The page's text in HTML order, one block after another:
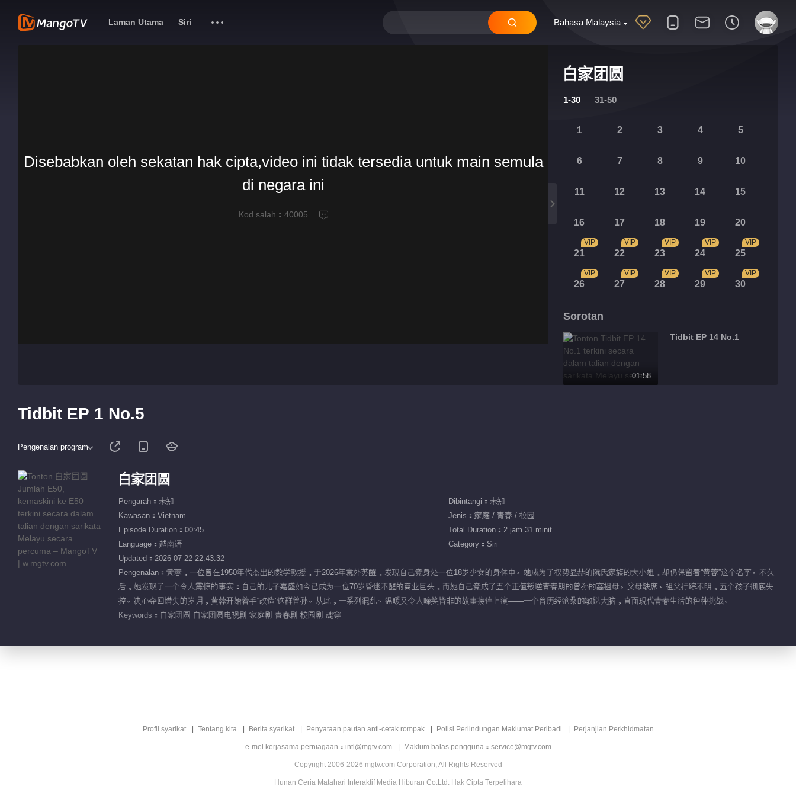
Bahasa Malaysia
Laman Utama Siri
白家团圆
1-30 31-50
1 2 3 4 5
6 7 8 9 10
11 12 13 14 15
16 17 18 19 20
21
VIP
22
VIP
23
VIP
24
VIP
25
VIP
26
VIP
27
VIP
28
VIP
29
VIP
30
VIP
Sorotan
01:58
Tidbit EP 14 No.1
Tidbit EP 1 No.10
Tidbit EP 1 No.9
Disebabkan oleh sekatan hak cipta,video ini tidak tersedia untuk main semula
di negara ini
Kod salah： 40005
Tidbit EP 1 No.5
Pengenalan program
白家团圆
Pengarah：未知
Dibintangi：未知
Kawasan：Vietnam
Jenis：家庭 / 青春 / 校园
Episode Duration：00:45
Total Duration：2 jam 31 minit
Language：越南语
Category：Siri
Updated：2026-07-22 22:43:32
Pengenalan：黄蓉，一位曾在1950年代杰出的数学教授，于2026年意外苏醒，发现自己竟身处一位18岁少女的身体中。她成为了权势显赫的阮氏家族的大小姐，却仍保留着“黄蓉”这个名字。不久
后，她发现了一个令人震惊的事实：自己的儿子嘉盛如今已成为一位70岁昏迷不醒的商业巨头，而她自己竟成了五个正值叛逆青春期的曾孙的高祖母。父母缺席、祖父行踪不明，五个孩子彻底失
控。决心夺回错失的岁月，黄蓉开始着手“改造”这群曾孙。从此，一系列混乱、温暖又令人啼笑皆非的故事接连上演——一个曾历经沧桑的敏锐大脑，直面现代青春生活的种种挑战。
Keywords： 白家团圆 白家团圆电视剧 家庭剧 青春剧 校园剧 魂穿
Profil syarikat Tentang kita Berita syarikat Penyataan pautan anti-cetak rompak Polisi Perlindungan Maklumat Peribadi Perjanjian Perkhidmatan
e-mel kerjasama perniagaan：intl@mgtv.com Maklum balas pengguna：service@mgtv.com
Copyright 2006-2026 mgtv.com Corporation, All Rights Reserved
Hunan Ceria Matahari Interaktif Media Hiburan Co.Ltd. Hak Cipta Terpelihara